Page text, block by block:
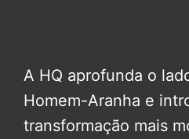
A HQ aprofunda o
Homem-Aranha e
transformação mais